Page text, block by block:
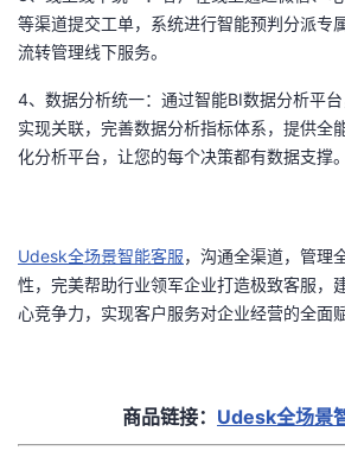
等渠道提交工单，系统进行智能预判分派专
流转管理线下服务。
4、数据分析统一：通过智能BI数据分析平
实现关联，完善数据分析指标体系，提供全
化分析平台，让您的每个决策都有数据支撑。
Udesk全场景智能客服，沟通全渠道，管理
性，完美帮助行业领军企业打造极致客服，
心竞争力，实现客户服务对企业经营的全面赋
商品链接： Udesk全场景